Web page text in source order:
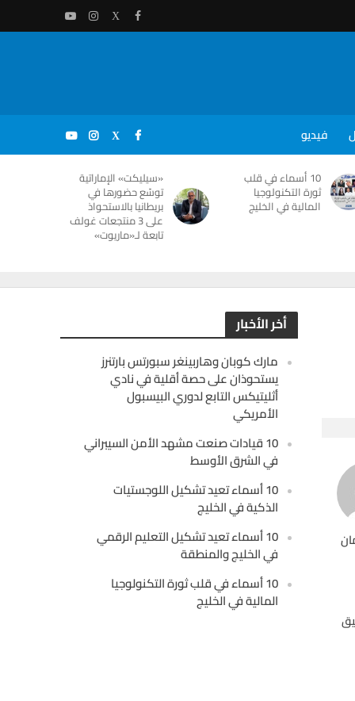
فيديو
10 أسماء في قلب
ثورة التكنولوجيا
المالية في الخليج
«سيليكت» الإماراتية
توسّع حضورها في
بريطانيا بالاستحواذ
على 3 منتجعات غولف
تابعة لـ«ماريوت»
أخر الأخبار
مارك كوبان وهاربينغر سبورتس بارتنرز
يستحوذان على حصة أقلية في نادي
أثليتيكس التابع لدوري البيسبول
الأمريكي
10 قيادات صنعت مشهد الأمن السيبراني
في الشرق الأوسط
10 أسماء تعيد تشكيل اللوجستيات
الذكية في الخليج
10 أسماء تعيد تشكيل التعليم الرقمي
في الخليج والمنطقة
10 أسماء في قلب ثورة التكنولوجيا
المالية في الخليج